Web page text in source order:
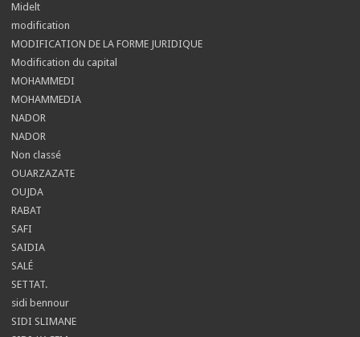
Midelt
modification
MODIFICATION DE LA FORME JURIDIQUE
Modification du capital
MOHAMMEDI
MOHAMMEDIA
NADOR
NADOR
Non classé
OUARZAZATE
OUJDA
RABAT
SAFI
SAIDIA
SALÉ
SETTAT.
sidi bennour
SIDI SLIMANE